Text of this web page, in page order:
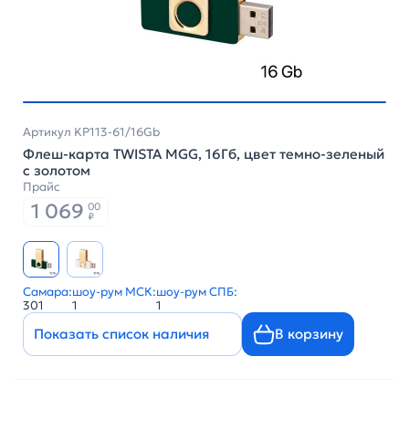
Артикул KP113-61/16Gb
Флеш-карта TWISTA MGG, 16Гб, цвет темно-зеленый
с золотом
Прайс
1 069 00
₽
Самара:
301
шоу-рум МСК:
1
шоу-рум СПБ:
1
Показать список наличия В корзину